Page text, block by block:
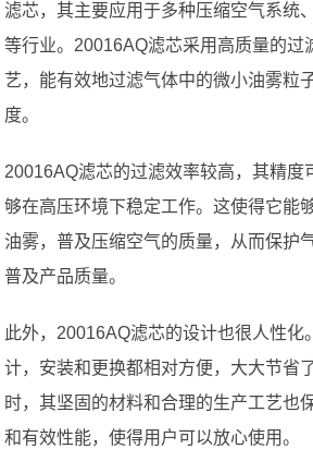
滤芯，其主要应用于多种压缩空气系统
等行业。20016AQ滤芯采用高质量的过
艺，能有效地过滤气体中的微小油雾粒
度。
20016AQ滤芯的过滤效率较高，其精度
够在高压环境下稳定工作。这使得它能
油雾，普及压缩空气的质量，从而保护
普及产品质量。
此外，20016AQ滤芯的设计也很人性化
计，安装和更换都相对方便，大大节省
时，其坚固的材料和合理的生产工艺也
和有效性能，使得用户可以放心使用。